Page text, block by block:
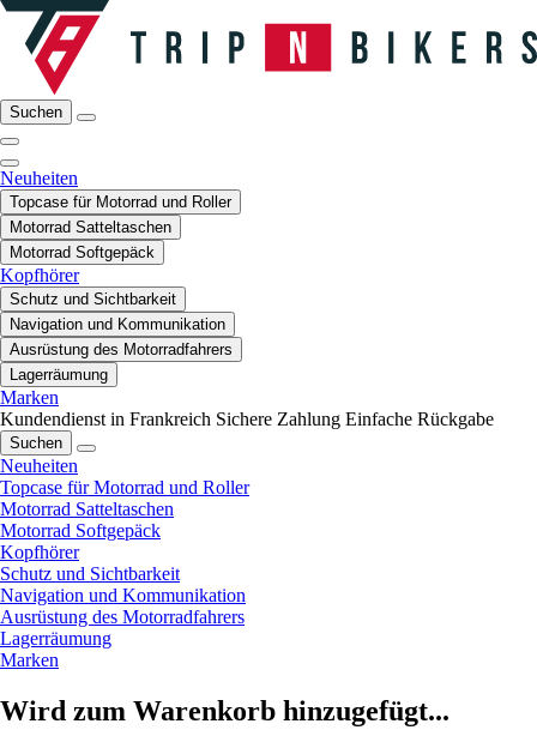
Suchen
Neuheiten
Topcase für Motorrad und Roller
Motorrad Satteltaschen
Motorrad Softgepäck
Kopfhörer
Schutz und Sichtbarkeit
Navigation und Kommunikation
Ausrüstung des Motorradfahrers
Lagerräumung
Marken
Kundendienst in Frankreich Sichere Zahlung Einfache Rückgabe
Suchen
Neuheiten
Topcase für Motorrad und Roller
Motorrad Satteltaschen
Motorrad Softgepäck
Kopfhörer
Schutz und Sichtbarkeit
Navigation und Kommunikation
Ausrüstung des Motorradfahrers
Lagerräumung
Marken
Wird zum Warenkorb hinzugefügt...